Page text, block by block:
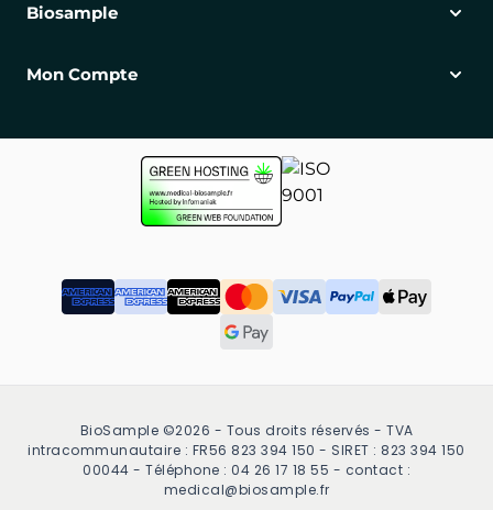
Biosample
Mon Compte
BioSample ©2026 - Tous droits réservés - TVA
intracommunautaire : FR56 823 394 150 - SIRET : 823 394 150
00044 - Téléphone : 04 26 17 18 55 - contact :
medical@biosample.fr